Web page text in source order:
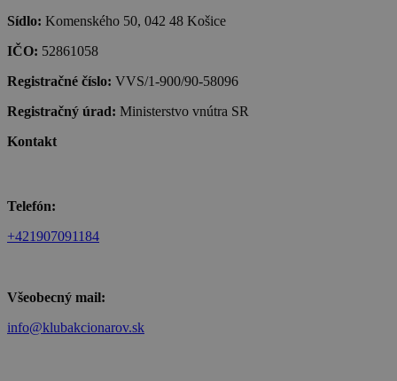
Sídlo: Komenského 50, 042 48 Košice
IČO: 52861058
Registračné číslo: VVS/1-900/90-58096
Registračný úrad: Ministerstvo vnútra SR
Kontakt
Telefón:
+421907091184
Všeobecný mail:
info@klubakcionarov.sk